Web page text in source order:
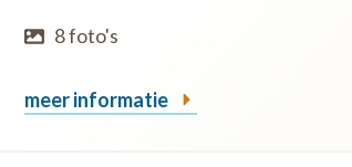
8 foto's
meer informatie